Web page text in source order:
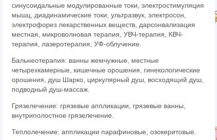
синусоидальные модулированные токи, электростимуляция
мышц, диадинамические токи, ультразвук, электросон,
электрофорез лекарственных веществ, дарсонвализация
местная, микроволновая терапия, УВЧ-терапия, КВЧ-
терапия, лазеротерапия, УФ-облучение.
Бальнеотерапия: ванны жемчужные, местные
четырехкамерные, кишечные орошения, гинекологические
орошения, душ Шарко, циркулярный душ, восходящий душ,
подводный душ-массаж.
Грязелечение: грязевые аппликации, грязевые ванны,
внутриполостное грязелечение.
Теплолечение: аппликации парафиновые, озокеритовые.